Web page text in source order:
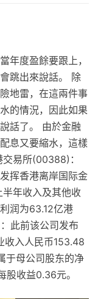
年度盈餘要跟上，
跳出來說話。 除
地雷，在這兩件事
的情況，因此如果
話了。 由於金融
息又要縮水，這樣
易所(00388)：
挥香港离岸国际金
年收入及其他收
润为63.12亿港
此前该公司发布
收入人民币153.48
于母公司股东的净
股收益0.36元。